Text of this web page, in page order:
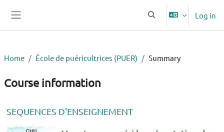
Toggle search input
Log in
Home École de puéricultrices (PUER) Summary
Course information
SEQUENCES D'ENSEIGNEMENT